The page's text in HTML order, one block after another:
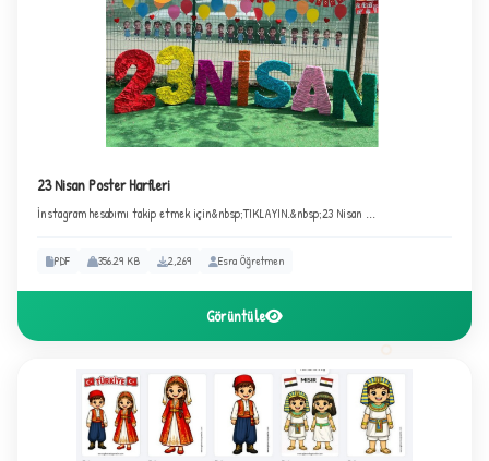
1
23 Nisan Poster Harfleri
İnstagram hesabımı takip etmek için&nbsp;TIKLAYIN.&nbsp;23 Nisan ...
PDF 356.29 KB 2,269 Esra Öğretmen
Görüntüle
+